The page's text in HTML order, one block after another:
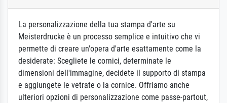
La personalizzazione della tua stampa d'arte su
Meisterdrucke è un processo semplice e intuitivo che vi
permette di creare un'opera d'arte esattamente come la
desiderate: Scegliete le cornici, determinate le
dimensioni dell'immagine, decidete il supporto di stampa
e aggiungete le vetrate o la cornice. Offriamo anche
ulteriori opzioni di personalizzazione come passe-partout,